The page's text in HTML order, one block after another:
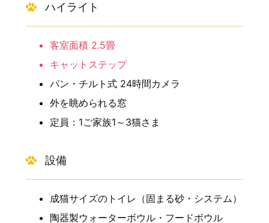
ハイライト
客室面積 2.5畳
キャットステップ
パン・チルト式 24時間カメラ
外を眺められる窓
定員：1ご家族1～3猫さま
設備
成猫サイズのトイレ（固まる砂・システム）
陶器製ウォーターボウル・フードボウル